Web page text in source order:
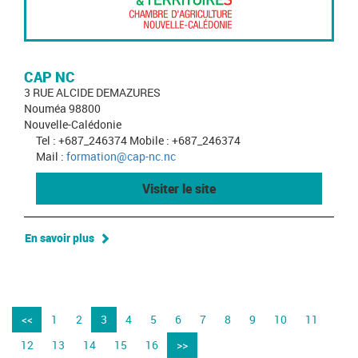
CAP NC
3 RUE ALCIDE DEMAZURES
Nouméa 98800
Nouvelle-Calédonie
Tel : +687_246374 Mobile : +687_246374
Mail : formation@cap-nc.nc
Visiter le site
En savoir plus
<< 1 2 3 4 5 6 7 8 9 10
11
12
13 14 15 16 >>